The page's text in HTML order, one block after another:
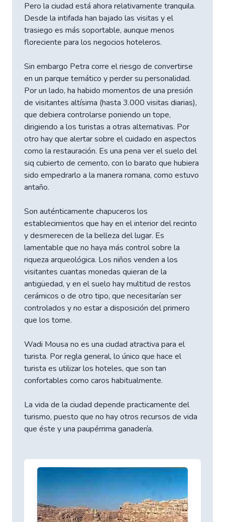
Pero la ciudad está ahora relativamente tranquila.
Desde la intifada han bajado las visitas y el
trasiego es más soportable, aunque menos
floreciente para los negocios hoteleros.
Sin embargo Petra corre el riesgo de convertirse
en un parque temático y perder su personalidad.
Por un lado, ha habido momentos de una presión
de visitantes altísima (hasta 3.000 visitas diarias),
que debiera controlarse poniendo un tope,
dirigiendo a los turistas a otras alternativas. Por
otro hay que alertar sobre el cuidado en aspectos
como la restauración. Es una pena ver el suelo del
siq cubierto de cemento, con lo barato que hubiera
sido empedrarlo a la manera romana, como estuvo
antaño.
Son auténticamente chapuceros los
establecimientos que hay en el interior del recinto
y desmerecen de la belleza del lugar. Es
lamentable que no haya más control sobre la
riqueza arqueológica. Los niños venden a los
visitantes cuantas monedas quieran de la
antigüedad, y en el suelo hay multitud de restos
cerámicos o de otro tipo, que necesitarían ser
controlados y no estar a disposición del primero
que los tome.
Wadi Mousa no es una ciudad atractiva para el
turista. Por regla general, lo único que hace el
turista es utilizar los hoteles, que son tan
confortables como caros habitualmente.
La vida de la ciudad depende practicamente del
turismo, puesto que no hay otros recursos de vida
que éste y una paupérrima ganadería.